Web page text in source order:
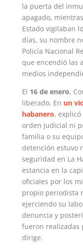
la puerta del
apagado,
Estado vigilaban
días, su nombre
Policía Nacional
que encendió las
medios
El 16 de enero,
liberado. En un
habanero,
orden judicial ni
familia o su
detención estuvo
seguridad en La
estancia en la
oficiales por los
propio periodista
ejerciendo su
denuncia y
fueron realizadas
dirige.